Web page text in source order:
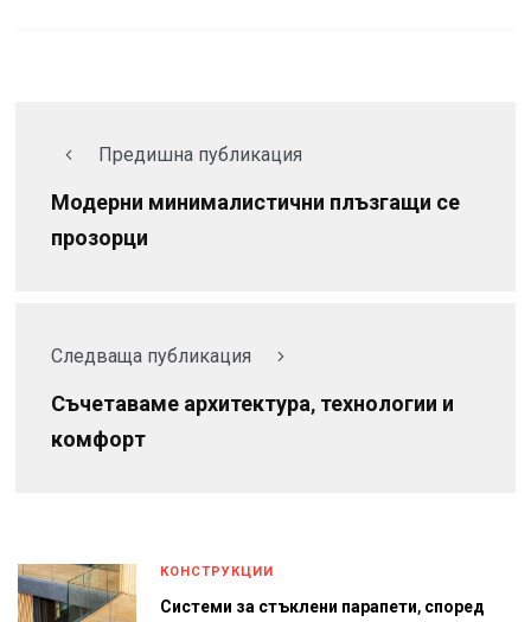
Предишна публикация
Модерни минималистични плъзгащи се
прозорци
Следваща публикация
Съчетаваме архитектура, технологии и
комфорт
КОНСТРУКЦИИ
Системи за стъклени парапети, според